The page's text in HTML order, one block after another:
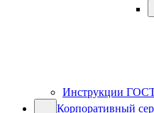
Инструкции
Корпоративный